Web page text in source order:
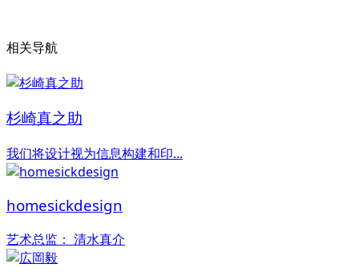
相关导航
杉崎真之助
我们将设计视为信息构建和印...
homesickdesign
艺术总监： 清水真介